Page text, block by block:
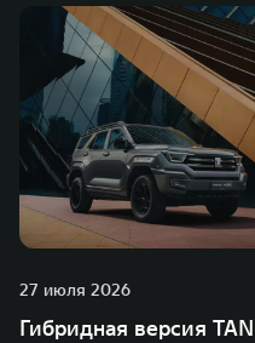
27 июля 2026
Гибридная версия